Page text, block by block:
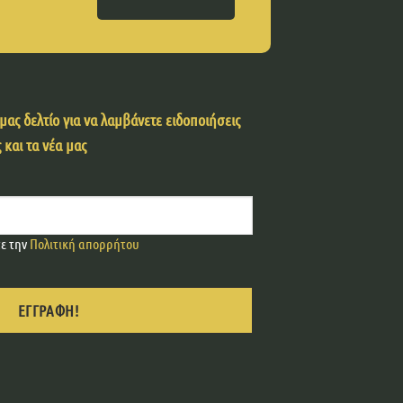
δελτίο για να λαμβάνετε ειδοποιήσεις
και τα νέα μας
την Πολιτική απορρήτου